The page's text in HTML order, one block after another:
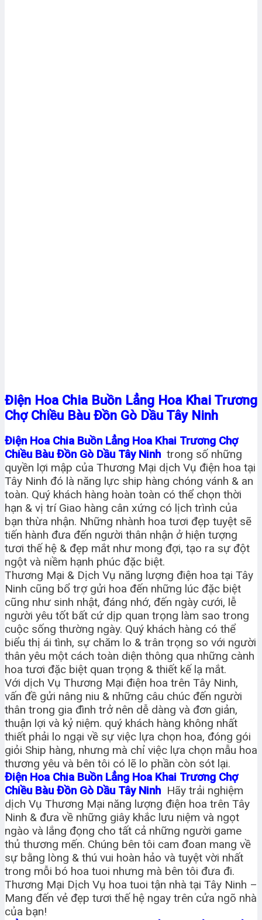
Điện Hoa Chia Buồn Lẳng Hoa Khai Trương
Chợ Chiều Bàu Đồn Gò Dầu Tây Ninh
Điện Hoa Chia Buồn Lẳng Hoa Khai Trương Chợ
Chiều Bàu Đồn Gò Dầu Tây Ninh trong số những
quyền lợi mập của Thương Mại dịch Vụ điện hoa tại
Tây Ninh đó là năng lực ship hàng chóng vánh & an
toàn. Quý khách hàng hoàn toàn có thể chọn thời
hạn & vị trí Giao hàng cân xứng có lịch trình của
bạn thừa nhận. Những nhành hoa tươi đẹp tuyệt sẽ
tiến hành đưa đến người thân nhận ở hiện tượng
tươi thế hệ & đẹp mắt như mong đợi, tạo ra sự đột
ngột và niềm hạnh phúc đặc biệt.
Thương Mại & Dịch Vụ năng lượng điện hoa tại Tây
Ninh cũng bổ trợ gửi hoa đến những lúc đặc biệt
cũng như sinh nhật, đáng nhớ, đến ngày cưới, lễ
người yêu tốt bất cứ dịp quan trọng làm sao trong
cuộc sống thường ngày. Quý khách hàng có thể
biểu thị ái tình, sự chăm lo & trân trọng so với người
thân yêu một cách toàn diện thông qua những cành
hoa tươi đặc biệt quan trọng & thiết kế lạ mắt.
Với dịch Vụ Thương Mại điện hoa trên Tây Ninh,
vấn đề gửi nâng niu & những câu chúc đến người
thân trong gia đình trở nên dễ dàng và đơn giản,
thuận lợi và kỷ niệm. quý khách hàng không nhất
thiết phải lo ngại về sự việc lựa chọn hoa, đóng gói
giỏi Ship hàng, nhưng mà chỉ việc lựa chọn mẫu hoa
thương yêu và bên tôi có lẽ lo phần còn sót lại.
Điện Hoa Chia Buồn Lẳng Hoa Khai Trương Chợ
Chiều Bàu Đồn Gò Dầu Tây Ninh Hãy trải nghiệm
dịch Vụ Thương Mại năng lượng điện hoa trên Tây
Ninh & đưa về những giây khắc lưu niệm và ngọt
ngào và lắng đọng cho tất cả những người game
thủ thương mến. Chúng bên tôi cam đoan mang về
sự bằng lòng & thú vui hoàn hảo và tuyệt vời nhất
trong mỗi bó hoa tuoi nhưng mà bên tôi đưa đi.
Thương Mại Dịch Vụ hoa tuoi tận nhà tại Tây Ninh –
Mang đến vẻ đẹp tươi thế hệ ngay trên cửa ngõ nhà
của bạn!